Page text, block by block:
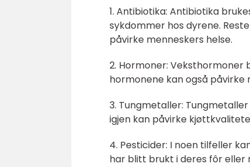
1. Antibiotika: Antibiotika
sykdommer hos dyrene.
påvirke menneskers helse.
2. Hormoner:
hormonene kan også påvirke
3. Tungmetaller:
igjen kan påvirke
4. Pesticider: I noen tilfeller
har blitt brukt i deres fôr eller